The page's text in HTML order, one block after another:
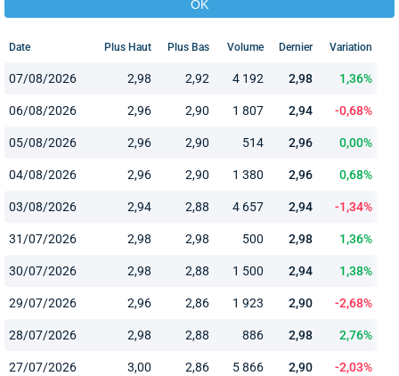
Date Plus Haut Plus Bas Volume Dernier Variation
07/08/2026 2,98 2,92 4 192 2,98 1,36%
06/08/2026 2,96 2,90 1 807 2,94 -0,68%
05/08/2026 2,96 2,90 514 2,96 0,00%
04/08/2026 2,96 2,90 1 380 2,96 0,68%
03/08/2026 2,94 2,88 4 657 2,94 -1,34%
31/07/2026 2,98 2,98 500 2,98 1,36%
30/07/2026 2,98 2,88 1 500 2,94 1,38%
29/07/2026 2,96 2,86 1 923 2,90 -2,68%
28/07/2026 2,98 2,88 886 2,98 2,76%
27/07/2026 3,00 2,86 5 866 2,90 -2,03%